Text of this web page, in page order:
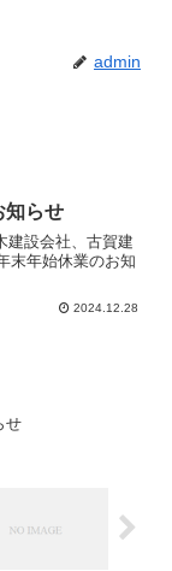
admin
知らせ
建設会社、古賀建
末年始休業のお知
2024.12.28
せ